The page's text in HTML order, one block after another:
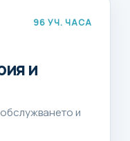
96 УЧ. ЧАСА
и
и